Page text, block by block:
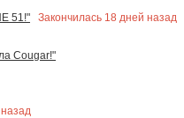
51!"
Закончилась 18 дней назад
Cougar!"